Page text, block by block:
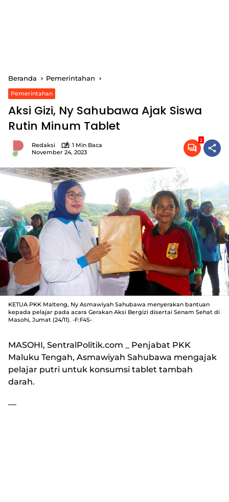
Beranda Pemerintahan
Pemerintahan
Aksi Gizi, Ny Sahubawa Ajak Siswa
Rutin Minum Tablet
Redaksi
1 Min Baca
November 24, 2023
2
KETUA PKK Malteng, Ny Asmawiyah Sahubawa menyerakan bantuan
kepada pelajar pada acara Gerakan Aksi Bergizi disertai Senam Sehat di
Masohi, Jumat (24/11). -F:F4S-
MASOHI, SentralPolitik.com _ Penjabat PKK
Maluku Tengah, Asmawiyah Sahubawa mengajak
pelajar putri untuk konsumsi tablet tambah
darah.
—